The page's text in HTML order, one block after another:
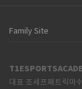
대표 조세프패트릭마쉬